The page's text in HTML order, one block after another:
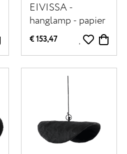
EIVISSA -
hanglamp - papier
mâché - L 45 x W
30 x H 14 cm -
beige
€ 153,47